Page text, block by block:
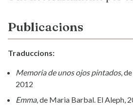
Publicacions
Traduccions:
Memoria de unos ojos pintados,
2012
Emma, de Maria Barbal. El Aleph,